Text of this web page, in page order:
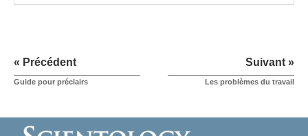
« Précédent
Guide pour préclairs
Suivant »
Les problèmes du travail